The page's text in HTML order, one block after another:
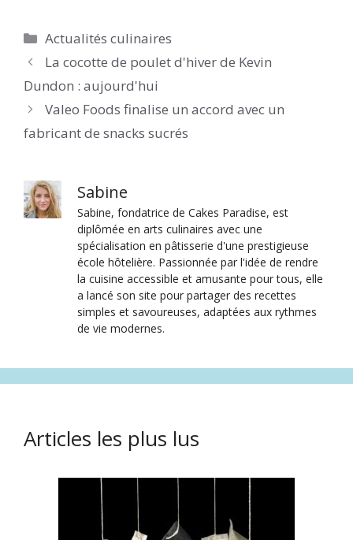
Catégories
Actualités culinaires
La cocotte de poulet d'hiver de Kevin
Dundon : aujourd'hui
Valeo Foods finalise un accord avec un
fabricant de snacks sucrés
Sabine
Sabine, fondatrice de Cakes Paradise, est
diplômée en arts culinaires avec une
spécialisation en pâtisserie d'une prestigieuse
école hôtelière. Passionnée par l'idée de rendre
la cuisine accessible et amusante pour tous, elle
a lancé son site pour partager des recettes
simples et savoureuses, adaptées aux rythmes
de vie modernes.
Articles les plus lus